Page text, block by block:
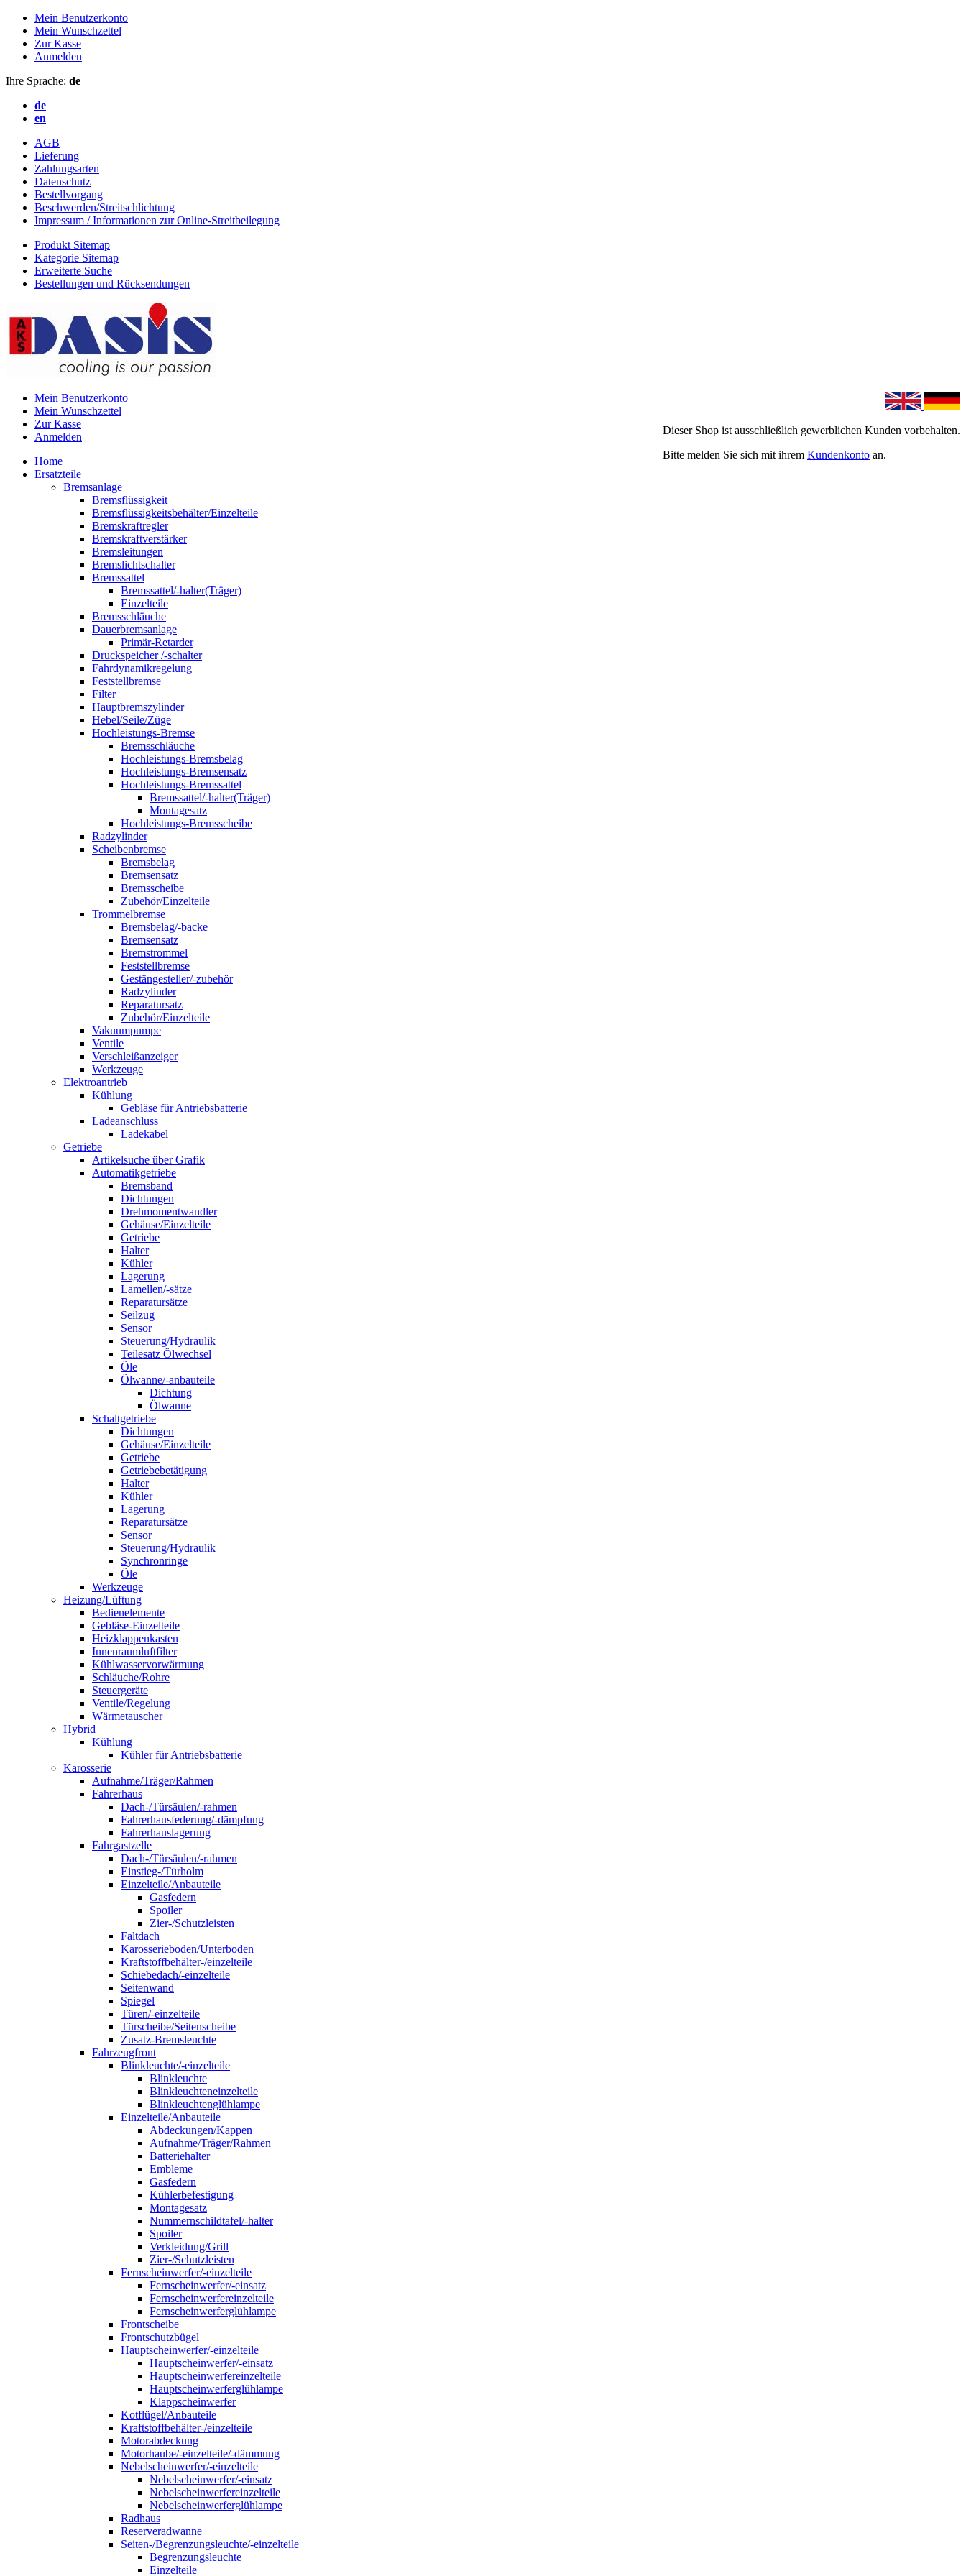
Mein Benutzerkonto
Mein Wunschzettel
Zur Kasse
Anmelden
Ihre Sprache: de
de
en
AGB
Lieferung
Zahlungsarten
Datenschutz
Bestellvorgang
Beschwerden/Streitschlichtung
Impressum / Informationen zur Online-Streitbeilegung
Produkt Sitemap
Kategorie Sitemap
Erweiterte Suche
Bestellungen und Rücksendungen
Dieser Shop ist ausschließlich gewerblichen Kunden vorbehalten.
Bitte melden Sie sich mit ihrem Kundenkonto an.
Mein Benutzerkonto
Mein Wunschzettel
Zur Kasse
Anmelden
Home
Ersatzteile
Bremsanlage
Bremsflüssigkeit
Bremsflüssigkeitsbehälter/Einzelteile
Bremskraftregler
Bremskraftverstärker
Bremsleitungen
Bremslichtschalter
Bremssattel
Bremssattel/-halter(Träger)
Einzelteile
Bremsschläuche
Dauerbremsanlage
Primär-Retarder
Druckspeicher /-schalter
Fahrdynamikregelung
Feststellbremse
Filter
Hauptbremszylinder
Hebel/Seile/Züge
Hochleistungs-Bremse
Bremsschläuche
Hochleistungs-Bremsbelag
Hochleistungs-Bremsensatz
Hochleistungs-Bremssattel
Bremssattel/-halter(Träger)
Montagesatz
Hochleistungs-Bremsscheibe
Radzylinder
Scheibenbremse
Bremsbelag
Bremsensatz
Bremsscheibe
Zubehör/Einzelteile
Trommelbremse
Bremsbelag/-backe
Bremsensatz
Bremstrommel
Feststellbremse
Gestängesteller/-zubehör
Radzylinder
Reparatursatz
Zubehör/Einzelteile
Vakuumpumpe
Ventile
Verschleißanzeiger
Werkzeuge
Elektroantrieb
Kühlung
Gebläse für Antriebsbatterie
Ladeanschluss
Ladekabel
Getriebe
Artikelsuche über Grafik
Automatikgetriebe
Bremsband
Dichtungen
Drehmomentwandler
Gehäuse/Einzelteile
Getriebe
Halter
Kühler
Lagerung
Lamellen/-sätze
Reparatursätze
Seilzug
Sensor
Steuerung/Hydraulik
Teilesatz Ölwechsel
Öle
Ölwanne/-anbauteile
Dichtung
Ölwanne
Schaltgetriebe
Dichtungen
Gehäuse/Einzelteile
Getriebe
Getriebebetätigung
Halter
Kühler
Lagerung
Reparatursätze
Sensor
Steuerung/Hydraulik
Synchronringe
Öle
Werkzeuge
Heizung/Lüftung
Bedienelemente
Gebläse-Einzelteile
Heizklappenkasten
Innenraumluftfilter
Kühlwasservorwärmung
Schläuche/Rohre
Steuergeräte
Ventile/Regelung
Wärmetauscher
Hybrid
Kühlung
Kühler für Antriebsbatterie
Karosserie
Aufnahme/Träger/Rahmen
Fahrerhaus
Dach-/Türsäulen/-rahmen
Fahrerhausfederung/-dämpfung
Fahrerhauslagerung
Fahrgastzelle
Dach-/Türsäulen/-rahmen
Einstieg-/Türholm
Einzelteile/Anbauteile
Gasfedern
Spoiler
Zier-/Schutzleisten
Faltdach
Karosserieboden/Unterboden
Kraftstoffbehälter-/einzelteile
Schiebedach/-einzelteile
Seitenwand
Spiegel
Türen/-einzelteile
Türscheibe/Seitenscheibe
Zusatz-Bremsleuchte
Fahrzeugfront
Blinkleuchte/-einzelteile
Blinkleuchte
Blinkleuchteneinzelteile
Blinkleuchtenglühlampe
Einzelteile/Anbauteile
Abdeckungen/Kappen
Aufnahme/Träger/Rahmen
Batteriehalter
Embleme
Gasfedern
Kühlerbefestigung
Montagesatz
Nummernschildtafel/-halter
Spoiler
Verkleidung/Grill
Zier-/Schutzleisten
Fernscheinwerfer/-einzelteile
Fernscheinwerfer/-einsatz
Fernscheinwerfereinzelteile
Fernscheinwerferglühlampe
Frontscheibe
Frontschutzbügel
Hauptscheinwerfer/-einzelteile
Hauptscheinwerfer/-einsatz
Hauptscheinwerfereinzelteile
Hauptscheinwerferglühlampe
Klappscheinwerfer
Kotflügel/Anbauteile
Kraftstoffbehälter-/einzelteile
Motorabdeckung
Motorhaube/-einzelteile/-dämmung
Nebelscheinwerfer/-einzelteile
Nebelscheinwerfer/-einsatz
Nebelscheinwerfereinzelteile
Nebelscheinwerferglühlampe
Radhaus
Reserveradwanne
Seiten-/Begrenzungsleuchte/-einzelteile
Begrenzungsleuchte
Einzelteile